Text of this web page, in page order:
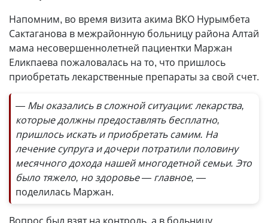
Напомним, во время визита акима ВКО Нурымбета
Сактаганова в межрайонную больницу района Алтай
мама несовершеннолетней пациентки Маржан
Еликпаева пожаловалась на то, что пришлось
приобретать лекарственные препараты за свой счет.
— Мы оказались в сложной ситуации: лекарства,
которые должны предоставлять бесплатно,
пришлось искать и приобретать самим. На
лечение супруга и дочери потратили половину
месячного дохода нашей многодетной семьи. Это
было тяжело, но здоровье — главное, —
поделилась Маржан.